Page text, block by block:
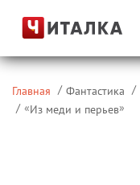
Главная Фантастика
«Из меди и перьев»